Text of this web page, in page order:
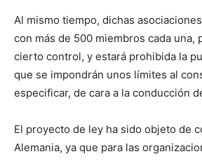
Al mismo tiempo, dichas
con más de 500 miembros cada una,
cierto control, y estará prohibida la
que se impondrán unos límites al
especificar, de cara a la conducción
El proyecto de ley ha sido objeto de
Alemania, ya que para las